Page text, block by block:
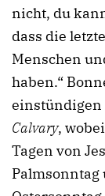
nicht, du
dass die
Menschen
haben.“
Calvary,
Tagen von